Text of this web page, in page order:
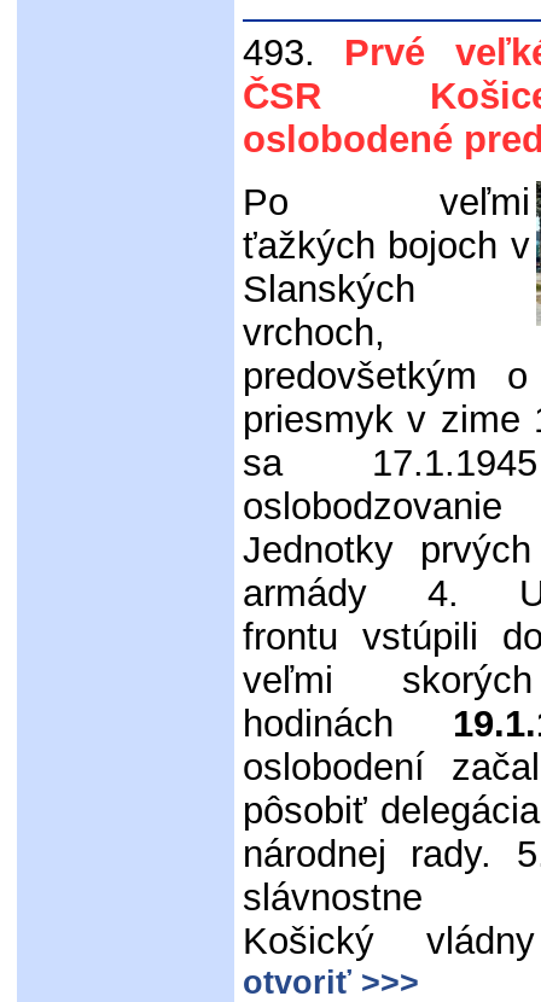
493.
Prvé
ČSR
oslobodené
Po veľmi
ťažkých bojoch v
Slanských
vrchoch,
predovšetkým
priesmyk v zime
sa
Jednotky
armády 4.
frontu vstúpili
veľmi
hodinách
oslobodení
pôsobiť
národnej rady.
slávnostne
Košický
otvoriť >>>